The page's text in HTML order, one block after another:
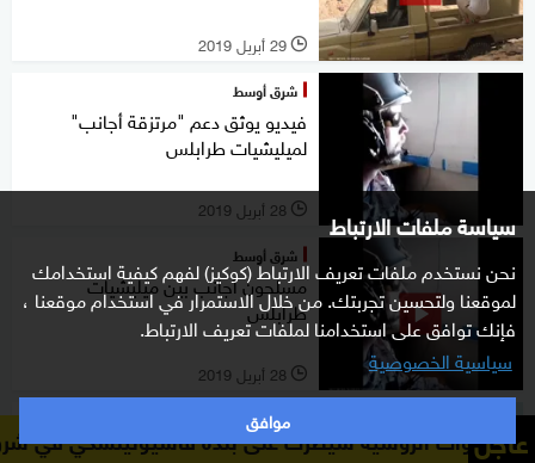
سياسة ملفات الارتباط
نحن نستخدم ملفات تعريف الارتباط (كوكيز) لفهم كيفية استخدامك
لموقعنا ولتحسين تجربتك. من خلال الاستمرار في استخدام موقعنا ،
فإنك توافق على استخدامنا لملفات تعريف الارتباط.
سياسية الخصوصية
موافق
l 29 أبريل 2019
شرق أوسط
فيديو يوثق دعم "مرتزقة أجانب"
لميليشيات طرابلس
l 28 أبريل 2019
شرق أوسط
مسلحون أجانب بين ميليشيات
طرابلس
l 28 أبريل 2019
شرق أوسط
المسماري: خطة "الكماشة" مستمرة عاجلسيطرت على بلدة فاسيوتينسكي في شرق أوكرانيا